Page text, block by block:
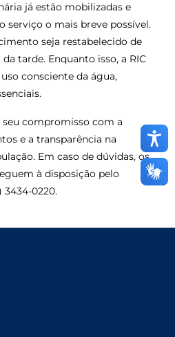
já estão mobilizadas e
serviço o mais breve possível.
seja restabelecido de
tarde. Enquanto isso, a RIC
consciente da água,
compromisso com a
e a transparência na
Em caso de dúvidas, os
à disposição pelo
3434-0220.